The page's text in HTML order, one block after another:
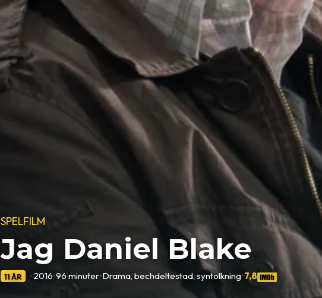
SPELFILM
Jag Daniel Blake
11 ÅR •2016•96 minuter•Drama, bechdeltestad, syntolkning•7,8